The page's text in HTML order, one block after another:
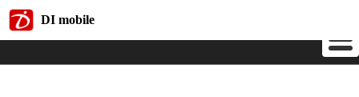
DI mobile
DI mobile